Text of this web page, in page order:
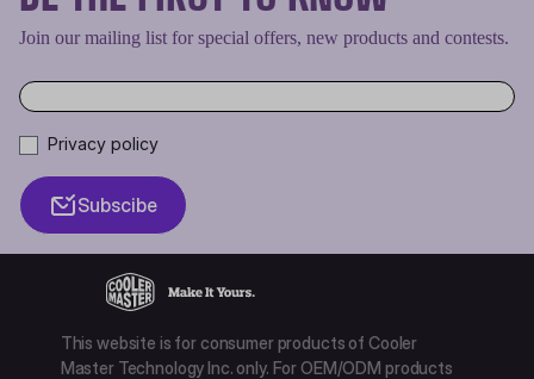
Join our mailing list for special offers, new products and contests.
Privacy policy
Subscibe
This website is for consumer products of Cooler
Master Technology Inc. only. For OEM/ODM products